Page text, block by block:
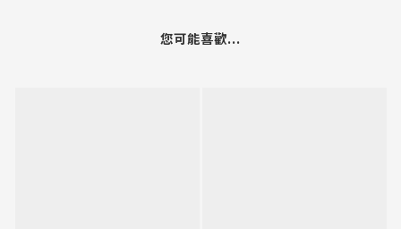
您可能喜歡...